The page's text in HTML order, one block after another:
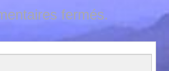
fermés.